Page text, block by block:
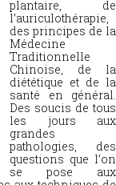
plantaire, de
l’auriculothérapie,
des principes de la
Médecine
Traditionnelle
Chinoise, de la
diététique et de la
santé en général.
Des soucis de tous
les jours aux
grandes
pathologies, des
questions que l’on
se pose aux